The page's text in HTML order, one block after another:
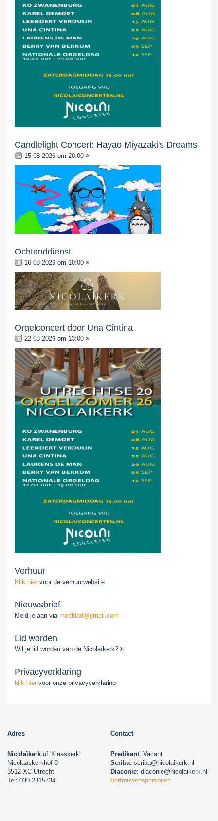
Candlelight Concert: Hayao Miyazaki's Dreams
15-08-2026 om 20:00
Ochtenddienst
16-08-2026 om 10:00
Orgelconcert door Una Cintina
22-08-2026 om 13:00
Verhuur
Klik hier voor de verhuurwebsite
Nieuwsbrief
Meld je aan via medblad@gmail.com
Lid worden
Wil je lid worden van de Nicolaïkerk?
Privacyverklaring
klik hier voor onze privacyverklaring
Adres Contact
Nicolaïkerk of 'Klaaskerk'
Nicolaaskerkhof 8
3512 XC Utrecht
Tel: 030-2315734
Predikant: Vacant
Scriba: scriba@nicolaikerk.nl
Diaconie: diaconie@nicolaikerk.nl
Vertrouwenspersonen